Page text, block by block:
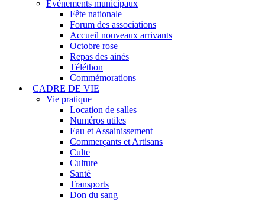
Evénements municipaux
Fête nationale
Forum des associations
Accueil nouveaux arrivants
Octobre rose
Repas des ainés
Téléthon
Commémorations
CADRE DE VIE
Vie pratique
Location de salles
Numéros utiles
Eau et Assainissement
Commerçants et Artisans
Culte
Culture
Santé
Transports
Don du sang